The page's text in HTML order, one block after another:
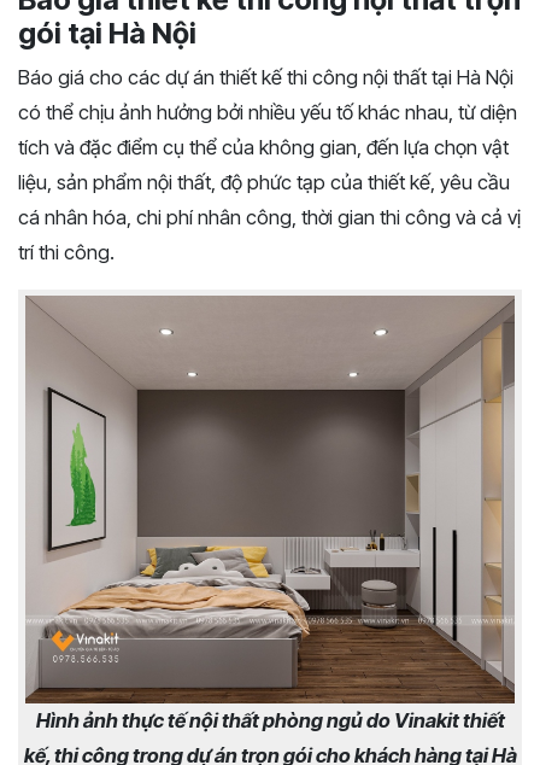
gói tại Hà Nội
Báo giá cho các dự án thiết kế thi công nội thất tại Hà Nội
có thể chịu ảnh hưởng bởi nhiều yếu tố khác nhau, từ diện
tích và đặc điểm cụ thể của không gian, đến lựa chọn vật
liệu, sản phẩm nội thất, độ phức tạp của thiết kế, yêu cầu
cá nhân hóa, chi phí nhân công, thời gian thi công và cả vị
trí thi công.
Hình ảnh thực tế nội thất phòng ngủ do Vinakit thiết
kế, thi công trong dự án trọn gói cho khách hàng tại Hà